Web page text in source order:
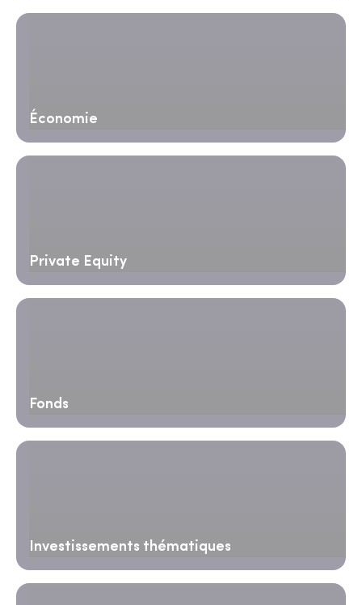
Économie
Private Equity
Fonds
Investissements thématiques